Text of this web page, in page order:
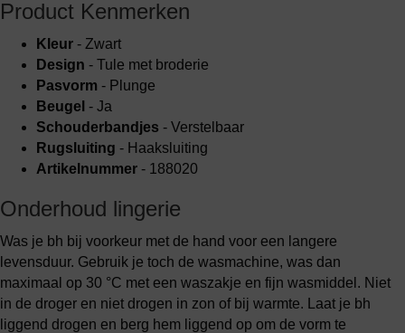
Product Kenmerken
Kleur - Zwart
Design - Tule met broderie
Pasvorm - Plunge
Beugel - Ja
Schouderbandjes - Verstelbaar
Rugsluiting - Haaksluiting
Artikelnummer - 188020
Onderhoud lingerie
Was je bh bij voorkeur met de hand voor een langere
levensduur. Gebruik je toch de wasmachine, was dan
maximaal op 30 °C met een waszakje en fijn wasmiddel. Niet
in de droger en niet drogen in zon of bij warmte. Laat je bh
liggend drogen en berg hem liggend op om de vorm te